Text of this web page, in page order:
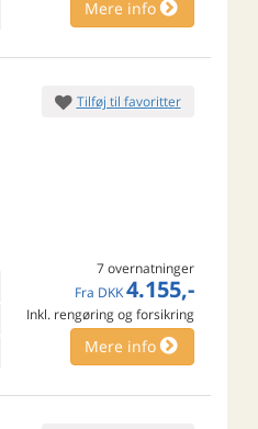
Mere info
Tilføj til favoritter
7 overnatninger
Fra DKK 4.155,-
Inkl. rengøring og forsikring
Mere info